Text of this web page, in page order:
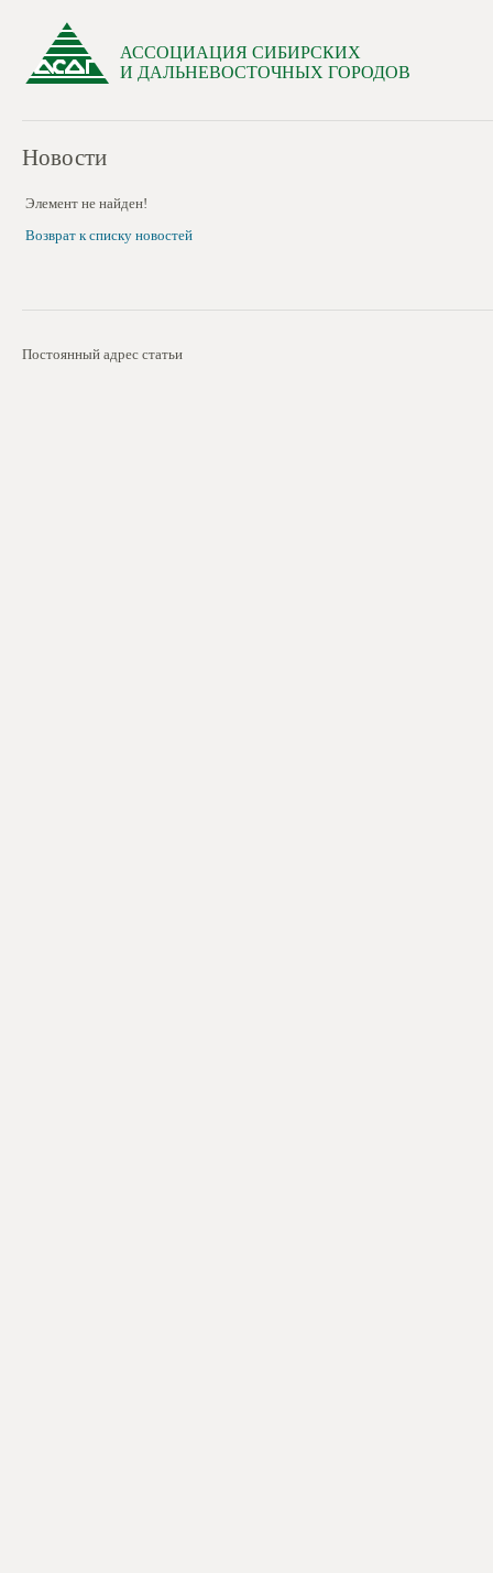
АССОЦИАЦИЯ СИБИРСКИХ
И ДАЛЬНЕВОСТОЧНЫХ ГОРОДОВ
Новости
Элемент не найден!
Возврат к списку новостей
Постоянный адрес статьи